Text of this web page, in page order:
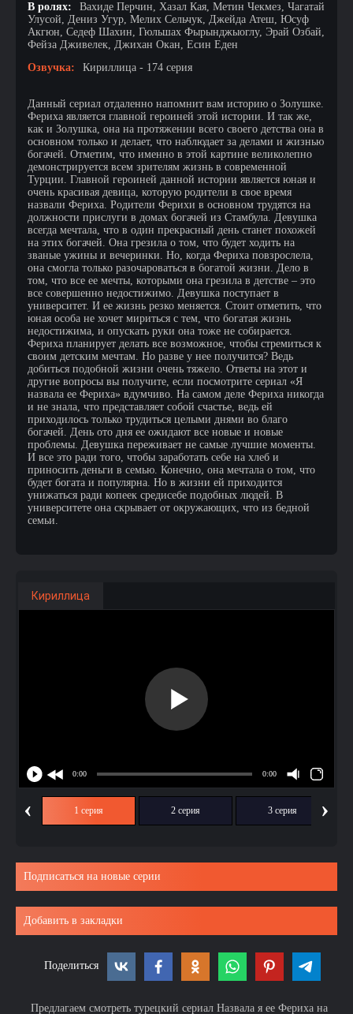
В ролях:
Вахиде Перчин, Хазал Кая, Метин Чекмез, Чагатай
Улусой, Дениз Угур, Мелих Сельчук, Джейда Атеш, Юсуф
Акгюн, Седеф Шахин, Гюльшах Фырынджыоглу, Эрай Озбай,
Фейза Дживелек, Джихан Окан, Есин Еден
Озвучка:
Кириллица - 174 серия
Данный сериал отдаленно напомнит вам историю о Золушке.
Фериха является главной героиней этой истории. И так же,
как и Золушка, она на протяжении всего своего детства она в
основном только и делает, что наблюдает за делами и жизнью
богачей. Отметим, что именно в этой картине великолепно
демонстрируется всем зрителям жизнь в современной
Турции. Главной героиней данной истории является юная и
очень красивая девица, которую родители в свое время
назвали Фериха. Родители Ферихи в основном трудятся на
должности прислуги в домах богачей из Стамбула. Девушка
всегда мечтала, что в один прекрасный день станет похожей
на этих богачей. Она грезила о том, что будет ходить на
званые ужины и вечеринки. Но, когда Фериха повзрослела,
она смогла только разочароваться в богатой жизни. Дело в
том, что все ее мечты, которыми она грезила в детстве – это
все совершенно недостижимо. Девушка поступает в
университет. И ее жизнь резко меняется. Стоит отметить, что
юная особа не хочет мириться с тем, что богатая жизнь
недостижима, и опускать руки она тоже не собирается.
Фериха планирует делать все возможное, чтобы стремиться к
своим детским мечтам. Но разве у нее получится? Ведь
добиться подобной жизни очень тяжело. Ответы на этот и
другие вопросы вы получите, если посмотрите сериал «Я
назвала ее Фериха» вдумчиво. На самом деле Фериха никогда
и не знала, что представляет собой счастье, ведь ей
приходилось только трудиться целыми днями во благо
богачей. День ото дня ее ожидают все новые и новые
проблемы. Девушка переживает не самые лучшие моменты.
И все это ради того, чтобы заработать себе на хлеб и
приносить деньги в семью. Конечно, она мечтала о том, что
будет богата и популярна. Но в жизни ей приходится
унижаться ради копеек средисебе подобных людей. В
университете она скрывает от окружающих, что из бедной
семьи.
Кириллица
‹ 1 серия 2 серия 3 серия ›
Подписаться на новые серии
Добавить в закладки
Поделиться
Предлагаем смотреть турецкий сериал Назвала я ее Фериха на